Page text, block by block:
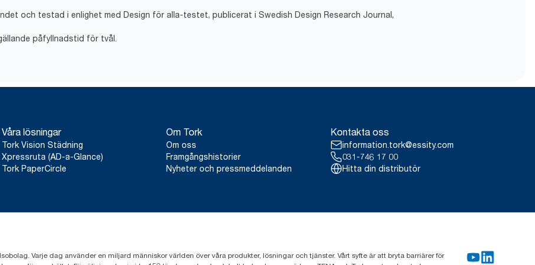
**Baserat på tester vid 20 °C
Inköpt förnybar el som är EECS-certifierad avseende ursprungsgaranti.
** Certifierad av Reumatikerförbundet.
och testad i enlighet med Design för alla-testet, publicerat i Swedish Design Research Journal,
påfyllnadstid för tvål.
Våra lösningar
Tork Vision Städning
Xpressruta (AD-a-Glance)
Tork PaperCircle
Om Tork
Om oss
Framgångshistorier
Nyheter och pressmeddelanden
Kontakta oss
information.tork@essity.com
031-746 17 00
Hitta din distributör
Varje dag använder en miljard människor världen över våra produkter, lösningar och tjänster. Vårt syfte är att bryta barriärer för